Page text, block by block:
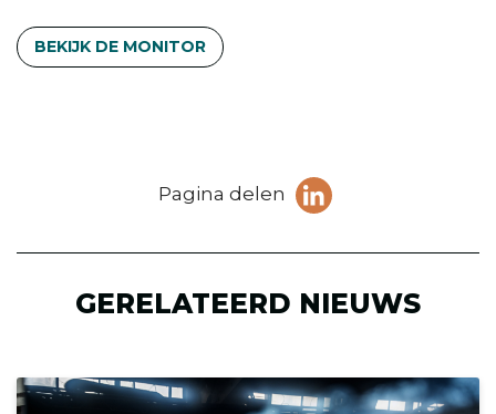
BEKIJK DE MONITOR
Pagina delen
pagina
GERELATEERD NIEUWS